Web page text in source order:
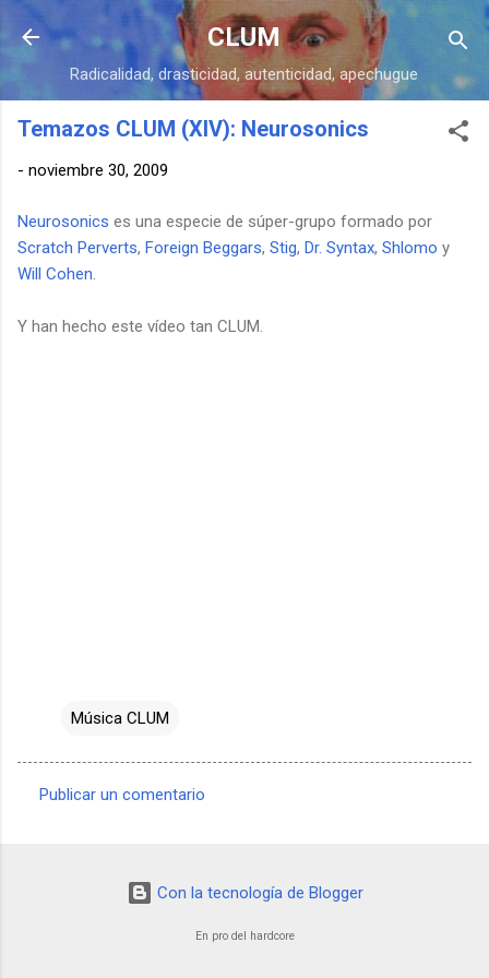
Ir al contenido principal
CLUM
Radicalidad, drasticidad, autenticidad, apechugue
Temazos CLUM (XIV): Neurosonics
- noviembre 30, 2009
Neurosonics es una especie de súper-grupo formado por
Scratch Perverts, Foreign Beggars, Stig, Dr. Syntax, Shlomo y
Will Cohen
Y han hecho este vídeo tan CLUM.
Música CLUM
Publicar un comentario
Con la tecnología de Blogger
En pro del hardcore